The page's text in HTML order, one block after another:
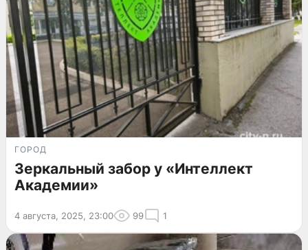
ГОРОД
Зеркальный забор у «Интеллект
Академии»
4 августа, 2025, 23:00 99 1